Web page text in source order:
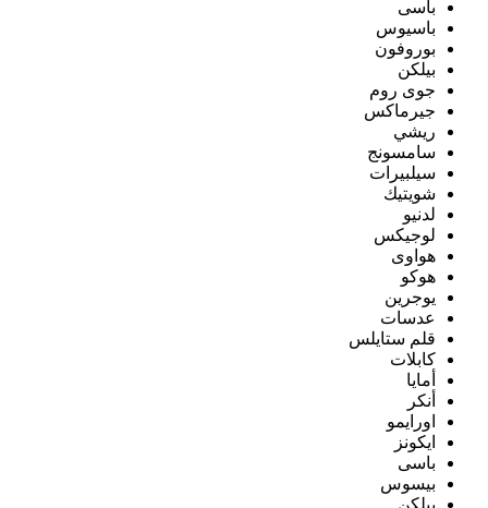
باسى
باسيوس
بوروفون
بيلكن
جوى روم
جيرماكس
ريشي
سامسونج
سيلبيرات
شويتيك
لدنيو
لوجيكس
هواوى
هوكو
يوجرين
عدسات
قلم ستايلس
كابلات
أمايا
أنكر
اورايمو
ايكونز
باسى
بيسوس